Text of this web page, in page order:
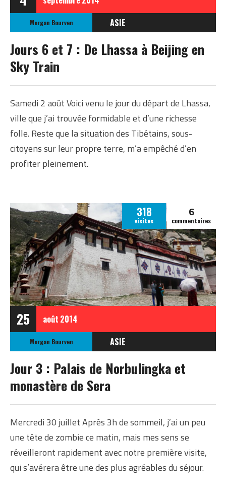
Morgan Bourven
ASIE
Jours 6 et 7 : De Lhassa à Beijing en
Sky Train
Samedi 2 août Voici venu le jour du départ de Lhassa,
ville que j’ai trouvée formidable et d’une richesse
folle. Reste que la situation des Tibétains, sous-
citoyens sur leur propre terre, m’a empêché d’en
profiter pleinement.
25 août 2014
318
visites
6
commentaires
Morgan Bourven
ASIE
CHINE
Jour 3 : Palais de Norbulingka et
monastère de Sera
Mercredi 30 juillet Après 3h de sommeil, j’ai un peu
une tête de zombie ce matin, mais mes sens se
réveilleront rapidement avec notre première visite,
qui s’avérera être une des plus agréables du séjour.